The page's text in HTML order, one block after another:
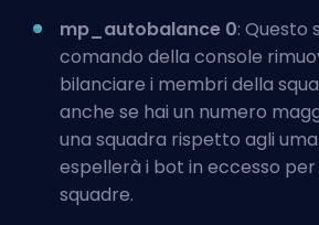
mp_autobalance 0: Questo
comando della console
bilanciare i membri della
anche se hai un numero
una squadra rispetto agli
espellerà i bot in eccesso
squadre.